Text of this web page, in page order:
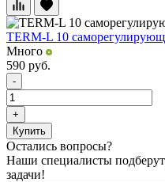
TERM-L 10
Много
590 руб.
-
+
Купить
Остались вопросы?
Наши специалисты
задачи!